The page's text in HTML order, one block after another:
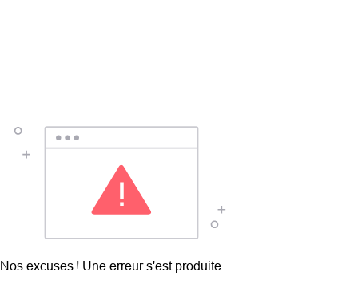
Nos excuses ! Une erreur s'est produite.